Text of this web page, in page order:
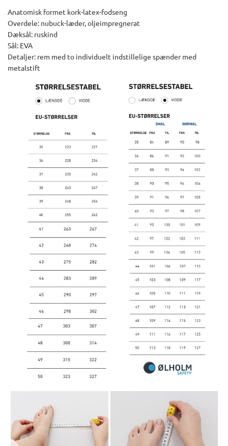
Anatomisk formet kork-latex-fodseng
Overdele: nubuck-læder, oljeimpregnerat
Dæksål: ruskind
Sål: EVA
Detaljer: rem med to individuelt indstillelige spænder med
metalstift